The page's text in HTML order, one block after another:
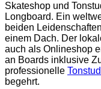
Skateshop und
Longboard. Ein
beiden
einem Dach. Der
auch als Onlineshop
an Boards inklusive
professionelle
begehrt.